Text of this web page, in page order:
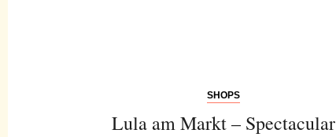
SHOPS
Lula am Markt – Spectacular